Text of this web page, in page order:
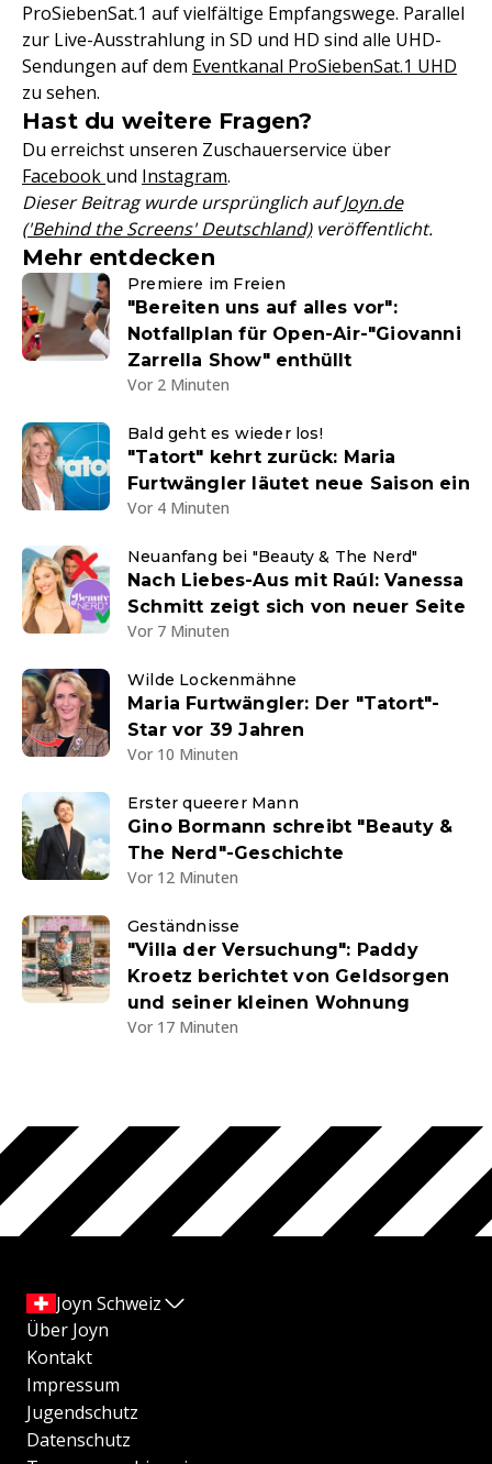
ProSiebenSat.1 auf vielfältige Empfangswege. Parallel
zur Live-Ausstrahlung in SD und HD sind alle UHD-
Sendungen auf dem Eventkanal ProSiebenSat.1 UHD
zu sehen.
Hast du weitere Fragen?
Du erreichst unseren Zuschauerservice über
Facebook und Instagram.
Dieser Beitrag wurde ursprünglich aufJoyn.de
('Behind the Screens' Deutschland)veröffentlicht.
Mehr entdecken
Premiere im Freien
"Bereiten uns auf alles vor":
Notfallplan für Open-Air-"Giovanni
Zarrella Show" enthüllt
Vor 2 Minuten
Bald geht es wieder los!
"Tatort" kehrt zurück: Maria
Furtwängler läutet neue Saison ein
Vor 4 Minuten
Neuanfang bei "Beauty & The Nerd"
Nach Liebes-Aus mit Raúl: Vanessa
Schmitt zeigt sich von neuer Seite
Vor 7 Minuten
Wilde Lockenmähne
Maria Furtwängler: Der "Tatort"-
Star vor 39 Jahren
Vor 10 Minuten
Erster queerer Mann
Gino Bormann schreibt "Beauty &
The Nerd"-Geschichte
Vor 12 Minuten
Geständnisse
"Villa der Versuchung": Paddy
Kroetz berichtet von Geldsorgen
und seiner kleinen Wohnung
Vor 17 Minuten
Joyn Schweiz
Über Joyn
Kontakt
Impressum
Jugendschutz
Datenschutz